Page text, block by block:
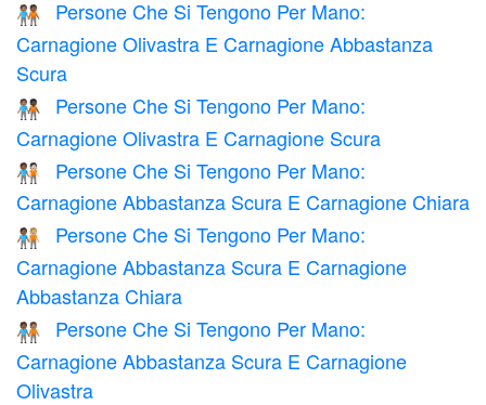
🧑🏽‍🤝‍🧑🏾
Persone Che Si Tengono Per Mano:
Carnagione Olivastra E Carnagione Abbastanza
Scura
🧑🏽‍🤝‍🧑🏿
Persone Che Si Tengono Per Mano:
Carnagione Olivastra E Carnagione Scura
🧑🏾‍🤝‍🧑🏻
Persone Che Si Tengono Per Mano:
Carnagione Abbastanza Scura E Carnagione Chiara
🧑🏾‍🤝‍🧑🏼
Persone Che Si Tengono Per Mano:
Carnagione Abbastanza Scura E Carnagione
Abbastanza Chiara
🧑🏾‍🤝‍🧑🏽
Persone Che Si Tengono Per Mano:
Carnagione Abbastanza Scura E Carnagione
Olivastra